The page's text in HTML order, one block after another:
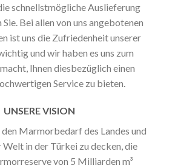
schnellstmögliche Auslieferung
Bei allen von uns angebotenen
ist uns die Zufriedenheit unserer
und wir haben es uns zum
Ihnen diesbezüglich einen
Service zu bieten.
UNSERE VISION
den Marmorbedarf des Landes und
Welt in der Türkei zu decken, die
von 5 Milliarden m³